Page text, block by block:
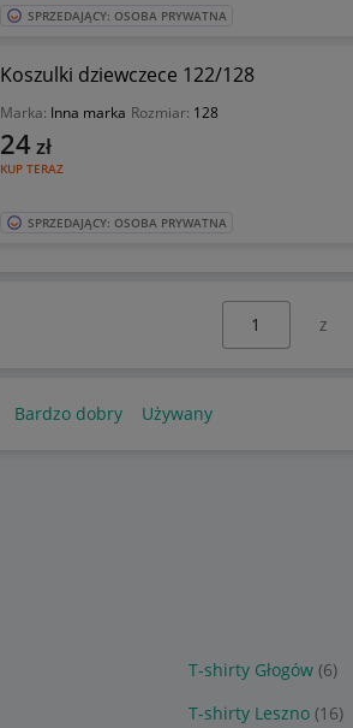
SPRZEDAJĄCY: OSOBA PRYWATNA
Koszulki dziewczece 122/128
Marka: Inna marka Rozmiar: 128
KUP TERAZ
24 zł
SPRZEDAJĄCY: OSOBA PRYWATNA
z
Bardzo dobry Używany
T-shirty Głogów (6)
T-shirty Leszno (16)